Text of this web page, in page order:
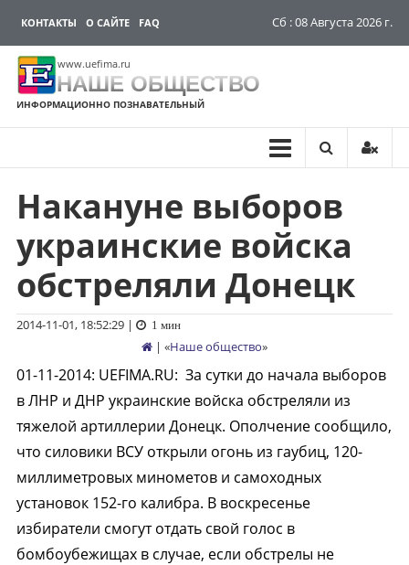
КОНТАКТЫ О САЙТЕ FAQ Сб : 08 Августа 2026 г.
www.uefima.ru
НАШЕ ОБЩЕСТВО
ИНФОРМАЦИОННО ПОЗНАВАТЕЛЬНЫЙ
Перейти
содержимому
Накануне выборов
украинские войска
обстреляли Донецк
2014-11-01, 18:52:29| 1 мин
| «Наше общество»
01-11-2014: UEFIMA.RU: За сутки до начала выборов
в ЛНР и ДНР украинские войска обстреляли из
тяжелой артиллерии Донецк. Ополчение сообщило,
что силовики ВСУ открыли огонь из гаубиц, 120-
миллиметровых минометов и самоходных
установок 152-го калибра. В воскресенье
избиратели смогут отдать свой голос в
бомбоубежищах в случае, если обстрелы не